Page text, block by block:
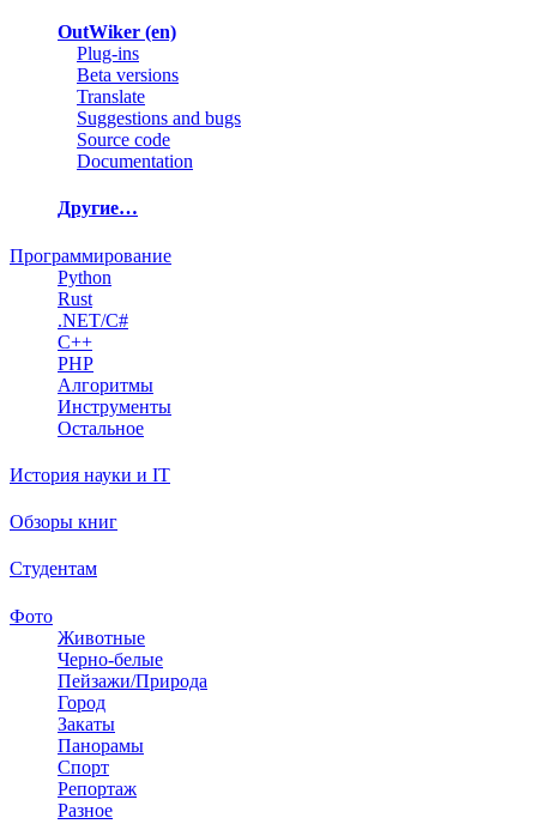
OutWiker (en)
Plug-ins
Beta versions
Translate
Suggestions and bugs
Source code
Documentation
Другие…
Программирование
Python
Rust
.NET/C#
C++
PHP
Алгоритмы
Инструменты
Остальное
История науки и IT
Обзоры книг
Студентам
Фото
Животные
Черно-белые
Пейзажи/Природа
Город
Закаты
Панорамы
Спорт
Репортаж
Разное